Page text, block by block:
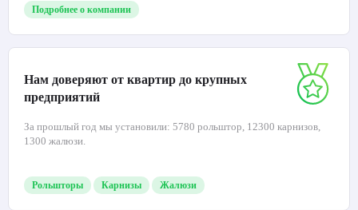
Подробнее о компании
Нам доверяют от квартир до крупных
предприятий
За прошлый год мы установили: 5780 рольштор, 12300 карнизов,
1300 жалюзи.
Рольшторы Карнизы Жалюзи